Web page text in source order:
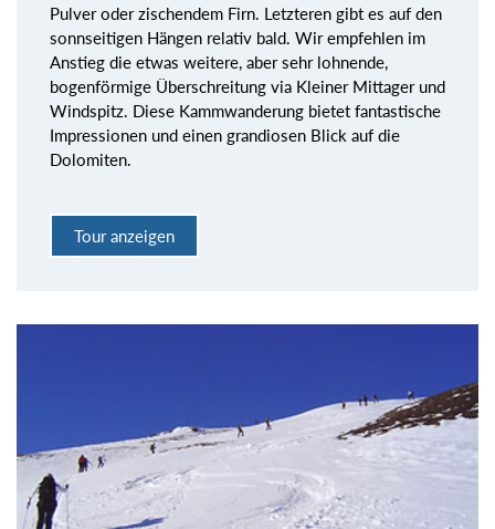
Pulver oder zischendem Firn. Letzteren gibt es auf den
sonnseitigen Hängen relativ bald. Wir empfehlen im
Anstieg die etwas weitere, aber sehr lohnende,
bogenförmige Überschreitung via Kleiner Mittager und
Windspitz. Diese Kammwanderung bietet fantastische
Impressionen und einen grandiosen Blick auf die
Dolomiten.
Tour anzeigen